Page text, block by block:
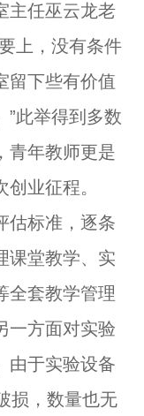
主任巫云龙老
上，没有条件
留下些有价值
”此举得到多数
青年教师更是
业征程。
估标准，逐条
课堂教学、实
全套教学管理
一方面对实验
由于实验设备
损，数量也无